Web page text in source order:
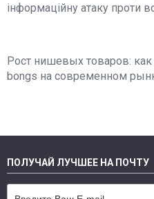
інформаційну атаку проти
Рост нишевых товаров:
bongs на современном
ПОЛУЧАЙ ЛУЧШЕЕ НА ПОЧТУ